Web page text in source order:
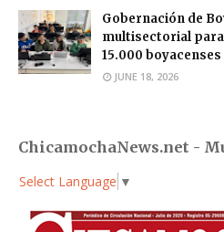
Gobernación de
multisectorial
15.000
JUNE 18, 2026
ChicamochaNews.net -
Select Language ▼